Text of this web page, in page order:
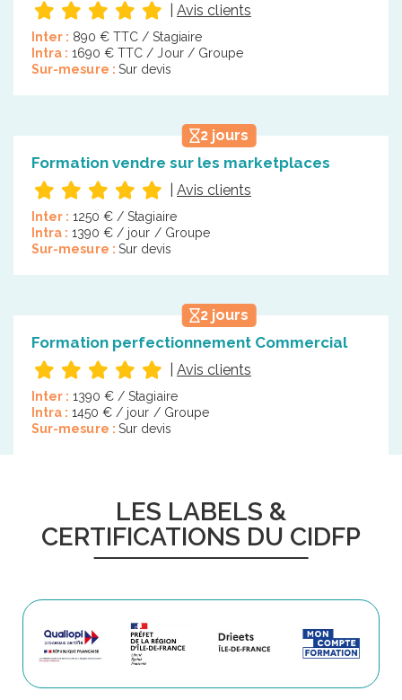
Avis clients
Inter : 890 € TTC / Stagiaire
Intra : 1690 € TTC / Jour / Groupe
Sur-mesure : Sur devis
2 jours
Formation vendre sur les marketplaces
Avis clients
Inter : 1250 € / Stagiaire
Intra : 1390 € / jour / Groupe
Sur-mesure : Sur devis
2 jours
Formation perfectionnement Commercial
Avis clients
Inter : 1390 € / Stagiaire
Intra : 1450 € / jour / Groupe
Sur-mesure : Sur devis
LES LABELS &
CERTIFICATIONS DU CIDFP